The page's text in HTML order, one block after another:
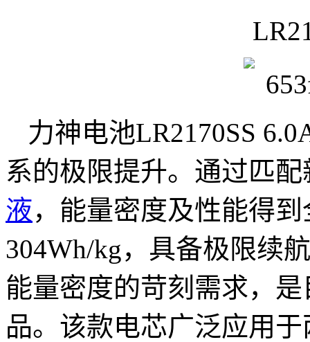
力神电池LR2170SS
系的极限提升。通过匹
液，能量密度及性能得
304Wh/kg，具备极限续
能量密度的苛刻需求，
品。该款电芯广泛应用